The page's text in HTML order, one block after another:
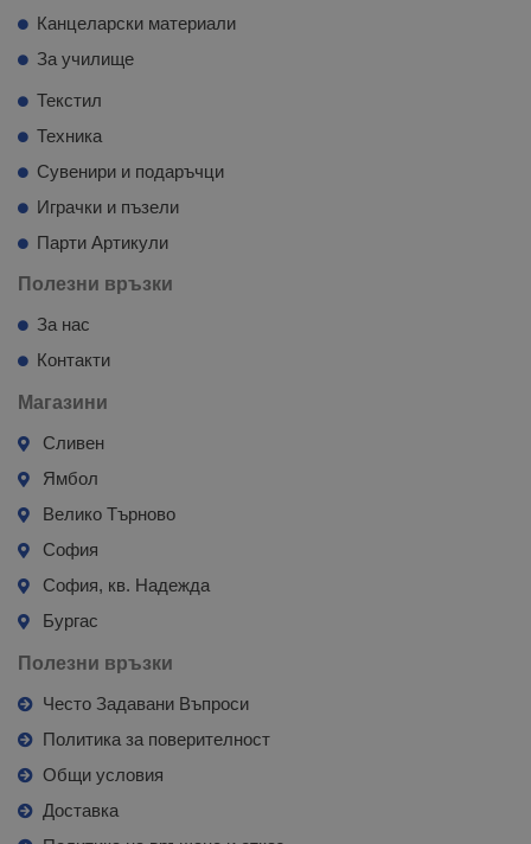
Канцеларски материали
За училище
Текстил
Техника
Сувенири и подаръчци
Играчки и пъзели
Парти Артикули
Полезни връзки
За нас
Контакти
Магазини
Сливен
Ямбол
Велико Търново
София
София, кв. Надежда
Бургас
Полезни връзки
Често Задавани Въпроси
Политика за поверителност
Общи условия
Доставка